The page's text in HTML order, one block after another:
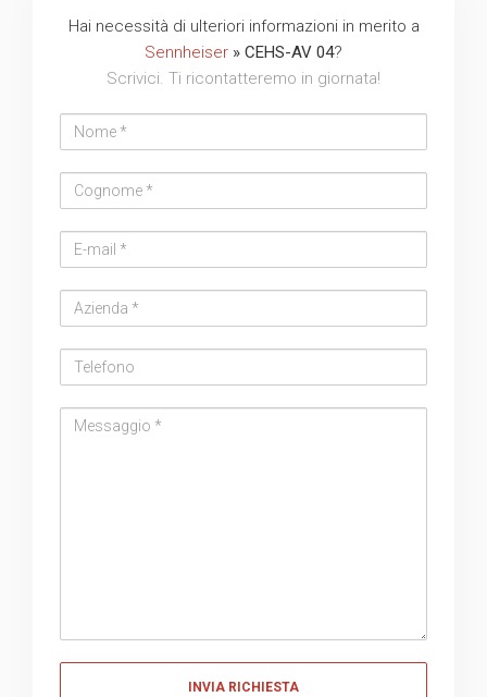
Hai necessità di ulteriori informazioni in merito a
Sennheiser » CEHS-AV 04?
Scrivici. Ti ricontatteremo in giornata!
address